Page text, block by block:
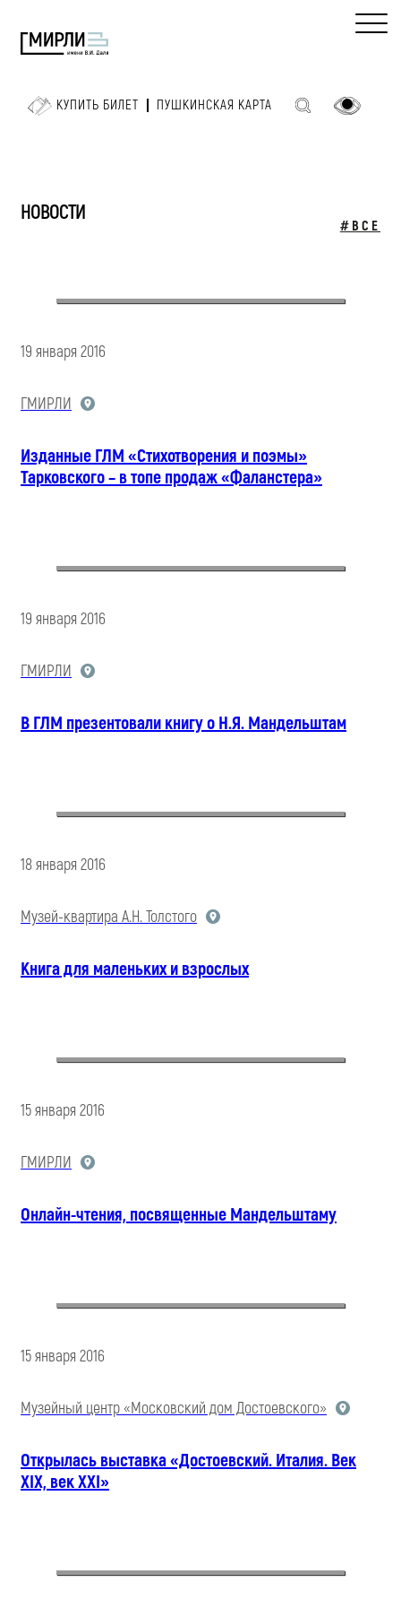
КУПИТЬ БИЛЕТ ПУШКИНСКАЯ КАРТА
НОВОСТИ
#ВСЕ
19 января 2016
ГМИРЛИ
Изданные ГЛМ «Стихотворения и поэмы»
Тарковского – в топе продаж «Фаланстера»
19 января 2016
ГМИРЛИ
В ГЛМ презентовали книгу о Н.Я. Мандельштам
18 января 2016
Музей-квартира А.Н. Толстого
Книга для маленьких и взрослых
15 января 2016
ГМИРЛИ
Онлайн-чтения, посвященные Мандельштаму
15 января 2016
Музейный центр «Московский дом Достоевского»
Открылась выставка «Достоевский. Италия. Век
XIX, век XXI»